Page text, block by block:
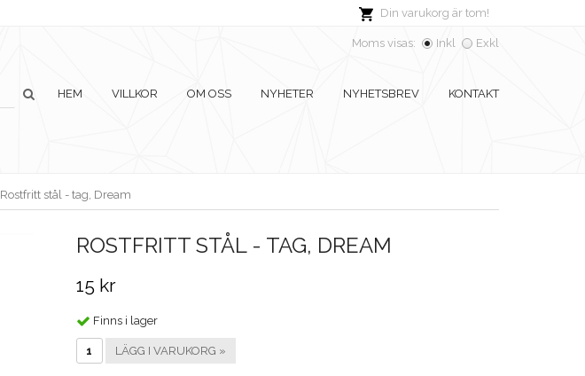
Din varukorg är tom!
Moms visas: Inkl Exkl
HEM VILLKOR OM OSS NYHETER NYHETSBREV KONTAKT
Rostfritt stål - tag, Dream
ROSTFRITT STÅL - TAG, DREAM
15 kr
Finns i lager
LÄGG I VARUKORG »